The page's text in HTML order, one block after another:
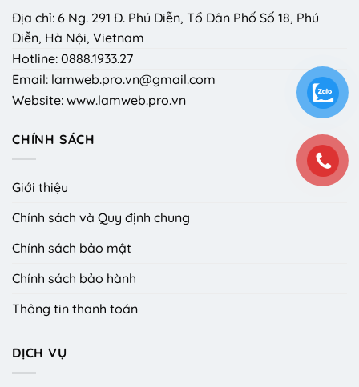
Địa chỉ: 6 Ng. 291 Đ. Phú Diễn, Tổ Dân Phố Số 18, Phú
Diễn, Hà Nội, Vietnam
Hotline: 0888.1933.27
Email: lamweb.pro.vn@gmail.com
Website: www.lamweb.pro.vn
CHÍNH SÁCH
Giới thiệu
Chính sách và Quy định chung
Chính sách bảo mật
Chính sách bảo hành
Thông tin thanh toán
DỊCH VỤ